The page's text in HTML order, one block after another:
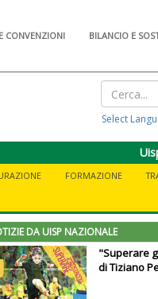
CONVENZIONI BILANCIO E
Select
FORMAZIONE
DA UISP NAZIONALE
"Superare
di Tiziano